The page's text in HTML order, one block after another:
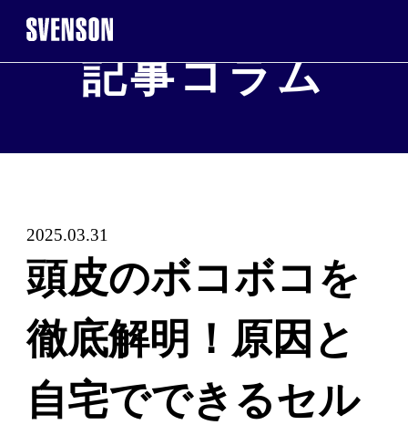
まずは無料相談を。お気軽にご来店くだ
※お電話で髪に関するご相談やご予約も可能です
0120-17-7109
2回目以降のご来店について
記事コラム
2025.03.31
頭皮のボコボコを
徹底解明！原因と
自宅でできるセル